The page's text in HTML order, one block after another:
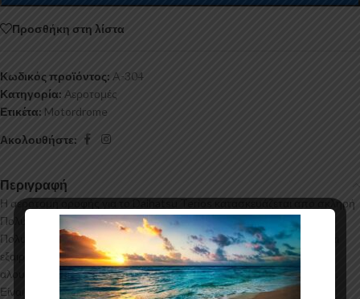
Προσθήκη στη λίστα
Κωδικός προϊόντος: A-304
Κατηγορία: Αεροτομές
Ετικέτα: Motordrome
Ακολουθήστε:
Περιγραφή
Η αεροτομή οροφής για το Daihatsu Terios κατασκευάζεται από σκληρή
Πολυουρεθάνη υψηλής πιέσεως και ΟΧΙ από πολυεστέρα. Η
Πολυουρεθάνη είναι ένα πιο ανθεκτικό και ακριβό υλικό με εύκολη και
εξαιρετική εφαρμογή. Όλες οι αεροτομές παράγονται σε καλούπια
αλουμινίου για αυξημένη ποιότητα και αντοχή στη μαζική παραγωγή.
Είναι ελεγμένα για ανθεκτικότητα σε υψηλές θερμοκρασίες και έχουν